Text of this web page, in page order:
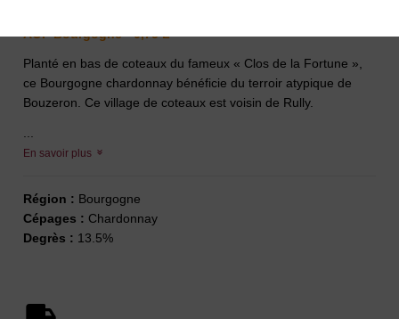
AOP Bourgogne - 0,75 L
Planté en bas de coteaux du fameux « Clos de la Fortune »,
ce Bourgogne chardonnay bénéficie du terroir atypique de
Bouzeron. Ce village de coteaux est voisin de Rully.
En savoir plus
Région : Bourgogne
Cépages : Chardonnay
Degrès : 13.5%